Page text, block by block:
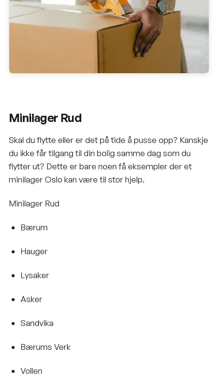
Minilager Rud
Skal du flytte eller er det på tide å pusse opp? Kanskje
du ikke får tilgang til din bolig samme dag som du
flytter ut? Dette er bare noen få eksempler der et
minilager Oslo kan være til stor hjelp.
Minilager Rud
Bærum
Hauger
Lysaker
Asker
Sandvika
Bærums Verk
Vollen